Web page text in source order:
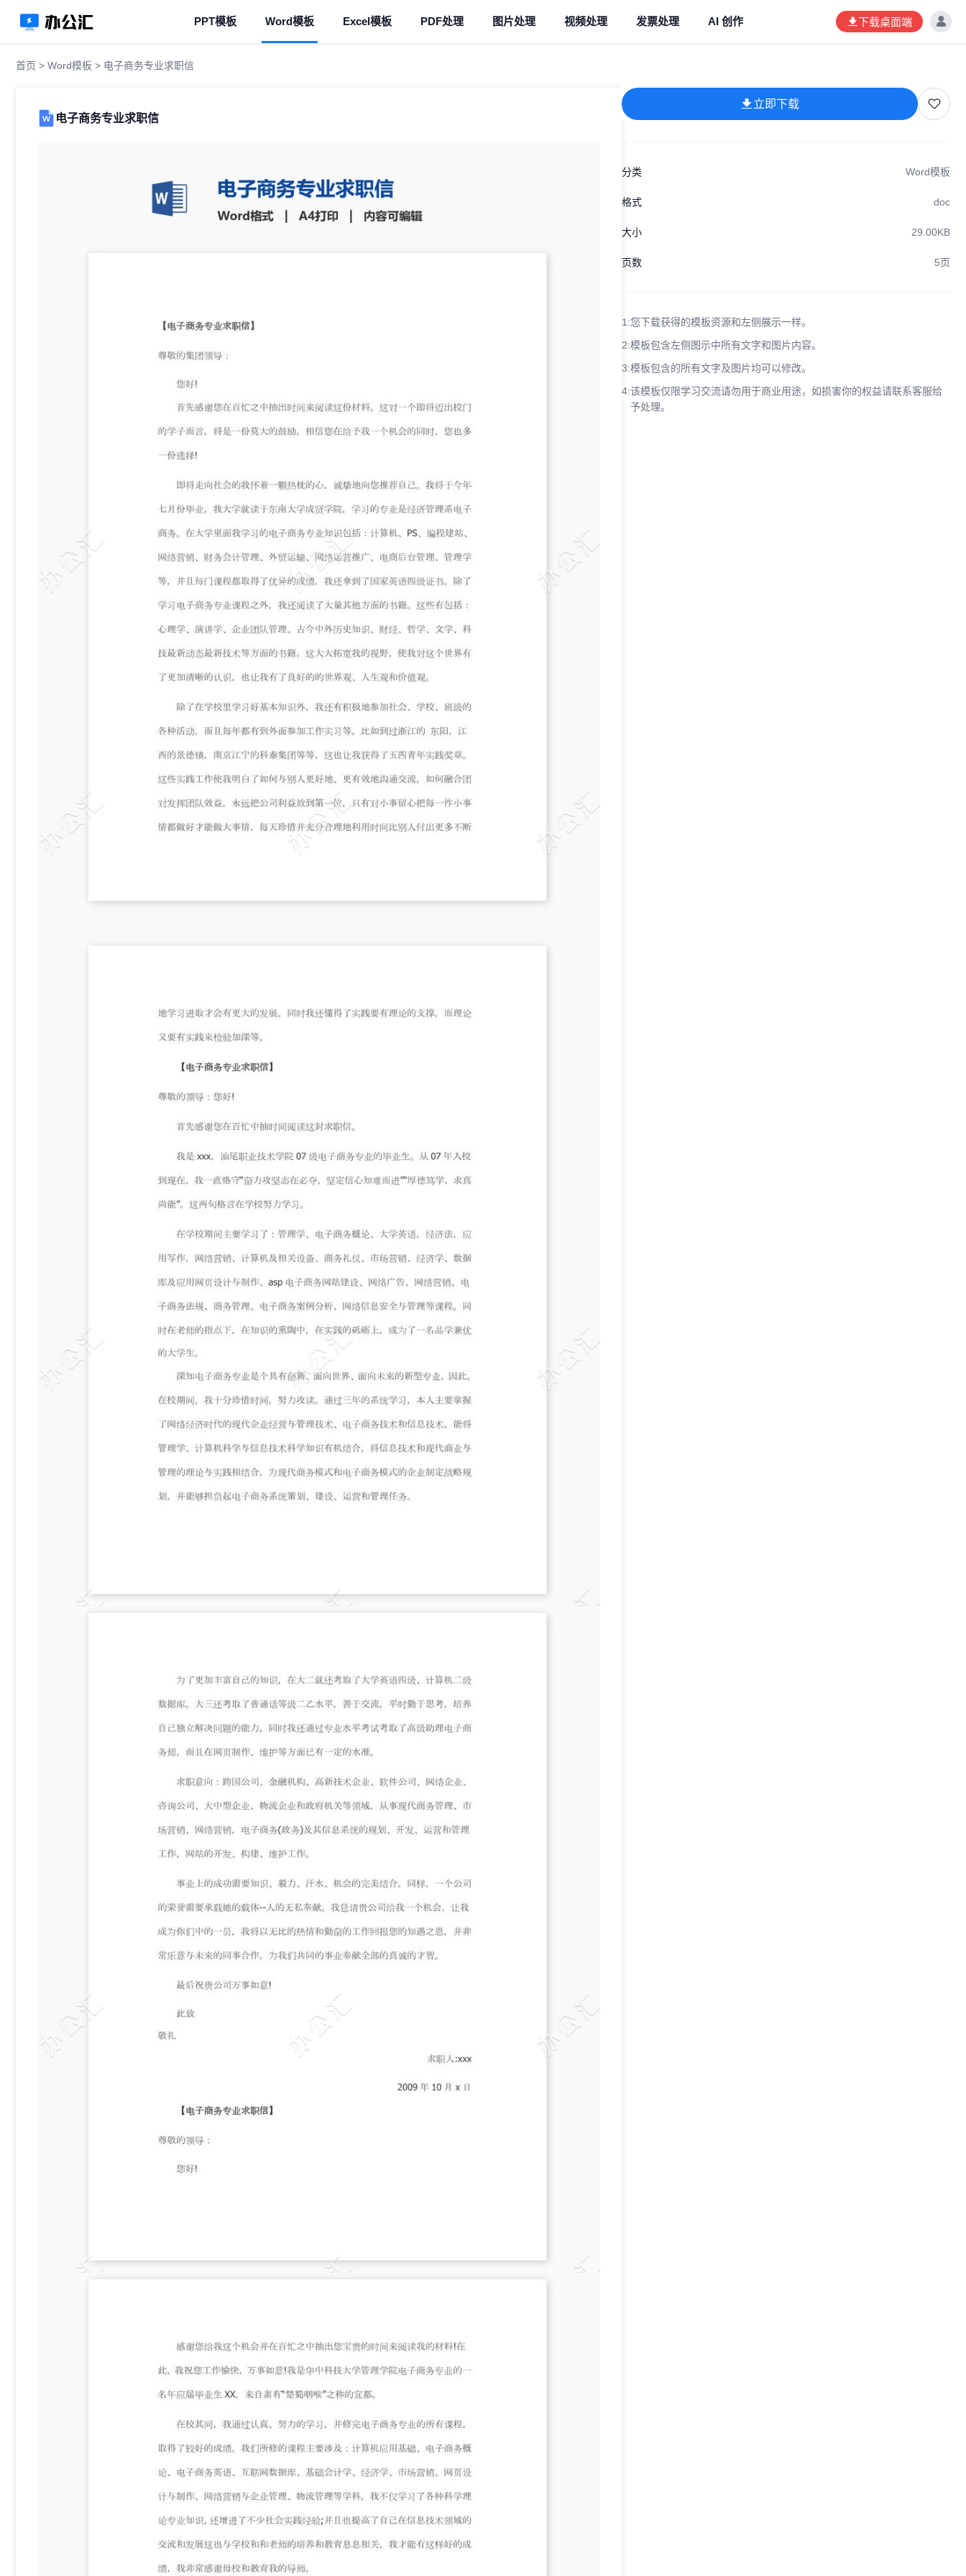
PPT模板 Word模板 Excel模板 PDF处理 图片处理 视频处理 发票处理 AI 创作 下载桌面端
首页 > Word模板 > 电子商务专业求职信
电子商务专业求职信
立即下载
分类 Word模板
格式 doc
大小 29.00KB
页数 5页
1:您下载获得的模板资源和左侧展示一样。
2:模板包含左侧图示中所有文字和图片内容。
3:模板包含的所有文字及图片均可以修改。
4:该模板仅限学习交流请勿用于商业用途，如损害你的权益请联系客服给
予处理。